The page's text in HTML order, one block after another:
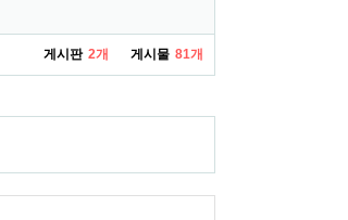
게시판 2개 게시물 81개